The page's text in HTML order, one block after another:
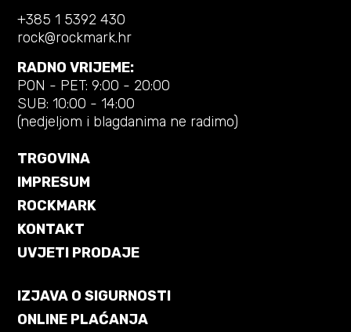
+385 1 5392 430
rock@rockmark.hr
RADNO VRIJEME:
PON - PET: 9:00 - 20:00
SUB: 10:00 - 14:00
(nedjeljom i blagdanima ne radimo)
TRGOVINA
IMPRESUM
ROCKMARK
KONTAKT
UVJETI PRODAJE
IZJAVA O SIGURNOSTI
ONLINE PLAĆANJA